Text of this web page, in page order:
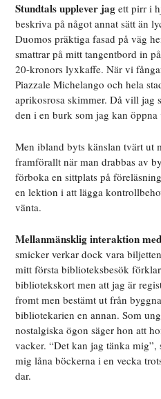
Stundtals upplever jag ett pirr i
beskriva på något annat sätt än
Duomos präktiga fasad på väg
smattrar på mitt tangentbord in
20-kronors lyxkaffe. När vi
Piazzale Michelango och hela
aprikosrosa skimmer. Då vill jag
den i en burk som jag kan öppna
Men ibland byts känslan tvärt ut
framförallt när man drabbas av
förboka en sittplats på
en lektion i att lägga
vänta.
Mellanmänsklig interaktion med
smicker verkar dock vara
mitt första biblioteksbesök
bibliotekskort men att jag är
fromt men bestämt ut från
bibliotekarien en annan. Som
nostalgiska ögon säger hon att
vacker. “Det kan jag tänka
mig låna böckerna i en vecka
dar.